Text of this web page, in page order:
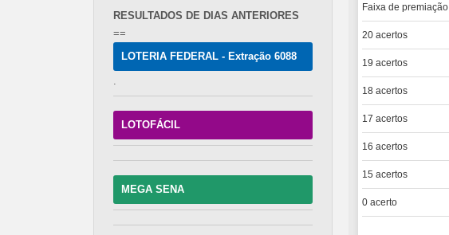
Faixa de premiação
20 acertos
19 acertos
18 acertos
17 acertos
16 acertos
15 acertos
0 acerto
RESULTADOS DE DIAS ANTERIORES
==
LOTERIA FEDERAL - Extração 6088
.
LOTOFÁCIL
MEGA SENA